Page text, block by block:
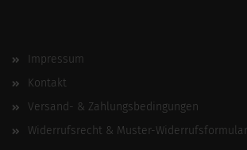
Impressum
Kontakt
Versand- & Zahlungsbedingungen
Widerrufsrecht & Muster-Widerrufsformular